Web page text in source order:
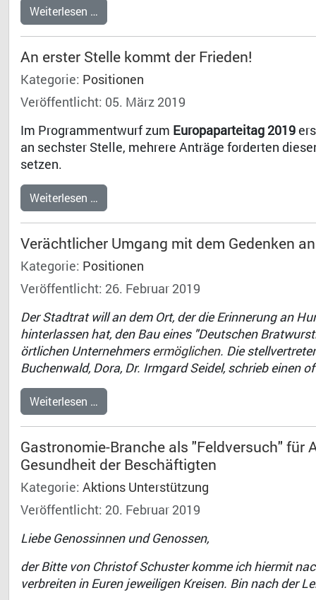
Weiterlesen …
An erster Stelle kommt der Frieden!
Kategorie: Positionen
Veröffentlicht: 05. März 2019
Im Programmentwurf zum Europaparteitag 2019
an sechster Stelle, mehrere Anträge forderten
setzen.
Weiterlesen …
Verächtlicher Umgang mit dem Gedenken
Kategorie: Positionen
Veröffentlicht: 26. Februar 2019
Der Stadtrat will an dem Ort, der die Erinnerung an
hinterlassen hat, den Bau eines "Deutschen
örtlichen Unternehmersermöglichen. Die
Buchenwald, Dora, Dr. Irmgard Seidel, schrieb einen
Weiterlesen …
Gastronomie-Branche als "Feldversuch"
Gesundheit der Beschäftigten
Kategorie: Aktions Unterstützung
Veröffentlicht: 20. Februar 2019
Liebe Genossinnen und Genossen,
der Bitte von Christof Schuster komme ich hiermit
verbreiten in Euren jeweiligen Kreisen. Bin nach der